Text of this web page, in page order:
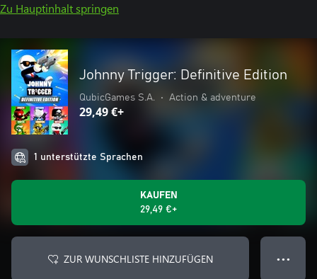
Zu Hauptinhalt springen
Johnny Trigger: Definitive Edition
QubicGames S.A. • Action & adventure
29,49 €+
1 unterstützte Sprachen
KAUFEN
29,49 €+
ZUR WUNSCHLISTE HINZUFÜGEN ● ● ●